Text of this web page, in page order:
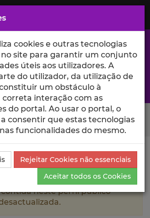
e ciência no Iscte
Ricardo Gouveia-Mendes
e Citações
neste perfil público
cookies e outras tecnologias
no site para garantir um conjunto
úteis aos utilizadores. A
do utilizador, da utilização de
um obstáculo à
correta interação com as
do portal. Ao usar o portal, o
consentir que estas tecnologias
funcionalidades do mesmo.
Rejeitar Cookies não essenciais
Aceitar todos os Cookies